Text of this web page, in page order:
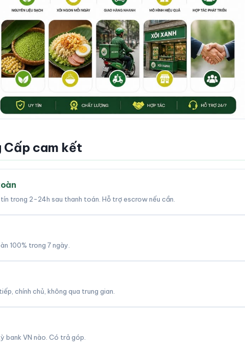
Cấp cam kết
trong 2-24h sau thanh toán. Hỗ trợ escrow nếu cần.
100% trong 7 ngày.
chính chủ, không qua trung gian.
bank VN nào. Có trả góp.